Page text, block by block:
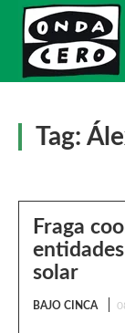
Tag:
Fraga
solar
BAJO CINCA